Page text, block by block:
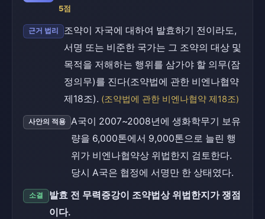
5점
근거 법리
조약이 자국에 대하여 발효하기 전이라도,
서명 또는 비준한 국가는 그 조약의 대상 및
목적을 저해하는 행위를 삼가야 할 의무(잠
정의무)를 진다(조약법에 관한 비엔나협약
제18조). (조약법에 관한 비엔나협약 제18조)
사안의 적용
A국이 2007~2008년에 생화학무기 보유
량을 6,000톤에서 9,000톤으로 늘린 행
위가 비엔나협약상 위법한지 검토한다.
당시 A국은 협정에 서명만 한 상태였다.
소결
발효 전 무력증강이 조약법상 위법한지가 쟁점
이다.